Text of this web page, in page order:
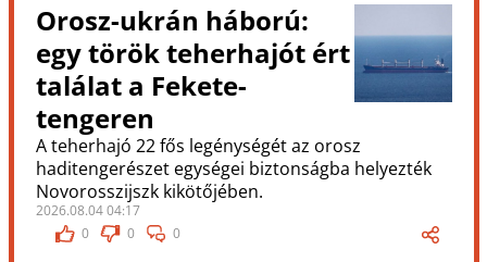
Orosz-ukrán háború:
egy török teherhajót ért
találat a Fekete-
tengeren
A teherhajó 22 fős legénységét az orosz
haditengerészet egységei biztonságba helyezték
Novorosszijszk kikötőjében.
2026.08.04 04:17
0
0 0